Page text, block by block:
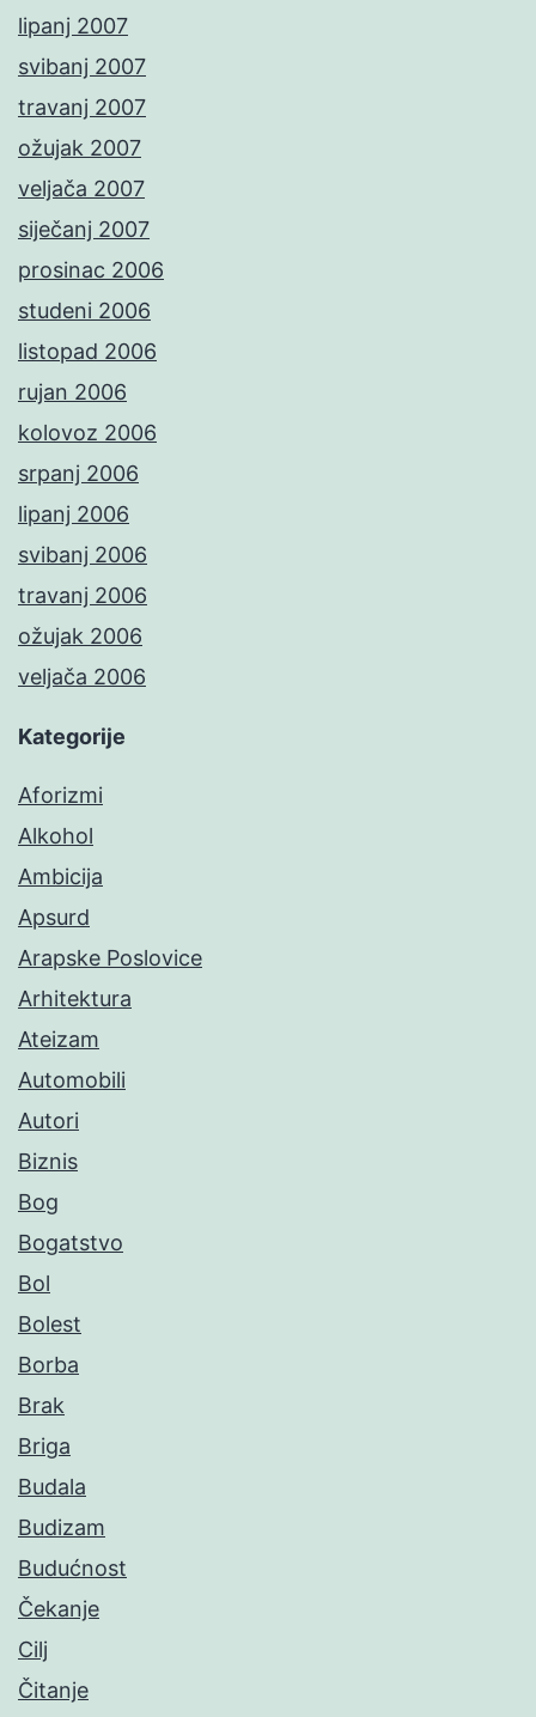
lipanj 2007
svibanj 2007
travanj 2007
ožujak 2007
veljača 2007
siječanj 2007
prosinac 2006
studeni 2006
listopad 2006
rujan 2006
kolovoz 2006
srpanj 2006
lipanj 2006
svibanj 2006
travanj 2006
ožujak 2006
veljača 2006
Kategorije
Aforizmi
Alkohol
Ambicija
Apsurd
Arapske Poslovice
Arhitektura
Ateizam
Automobili
Autori
Biznis
Bog
Bogatstvo
Bol
Bolest
Borba
Brak
Briga
Budala
Budizam
Budućnost
Čekanje
Cilj
Čitanje